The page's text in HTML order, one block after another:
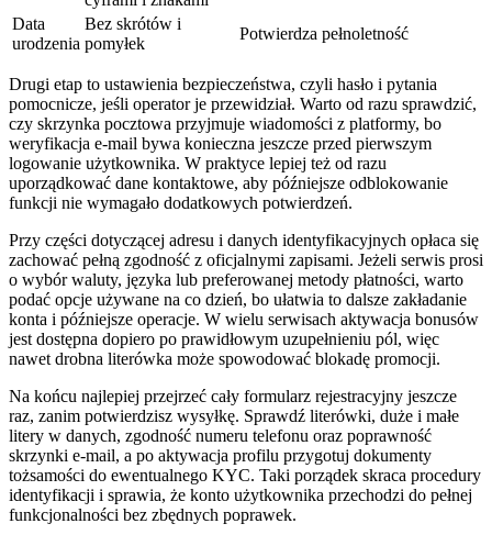
Data
urodzenia
Bez skrótów i
pomyłek
Potwierdza pełnoletność
Drugi etap to ustawienia bezpieczeństwa, czyli hasło i pytania
pomocnicze, jeśli operator je przewidział. Warto od razu sprawdzić,
czy skrzynka pocztowa przyjmuje wiadomości z platformy, bo
weryfikacja e-mail bywa konieczna jeszcze przed pierwszym
logowanie użytkownika. W praktyce lepiej też od razu
uporządkować dane kontaktowe, aby późniejsze odblokowanie
funkcji nie wymagało dodatkowych potwierdzeń.
Przy części dotyczącej adresu i danych identyfikacyjnych opłaca się
zachować pełną zgodność z oficjalnymi zapisami. Jeżeli serwis prosi
o wybór waluty, języka lub preferowanej metody płatności, warto
podać opcje używane na co dzień, bo ułatwia to dalsze zakładanie
konta i późniejsze operacje. W wielu serwisach aktywacja bonusów
jest dostępna dopiero po prawidłowym uzupełnieniu pól, więc
nawet drobna literówka może spowodować blokadę promocji.
Na końcu najlepiej przejrzeć cały formularz rejestracyjny jeszcze
raz, zanim potwierdzisz wysyłkę. Sprawdź literówki, duże i małe
litery w danych, zgodność numeru telefonu oraz poprawność
skrzynki e-mail, a po aktywacja profilu przygotuj dokumenty
tożsamości do ewentualnego KYC. Taki porządek skraca procedury
identyfikacji i sprawia, że konto użytkownika przechodzi do pełnej
funkcjonalności bez zbędnych poprawek.